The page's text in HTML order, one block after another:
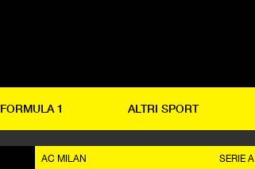
FORMULA 1 ALTRI SPORT
AC MILAN SERIE A